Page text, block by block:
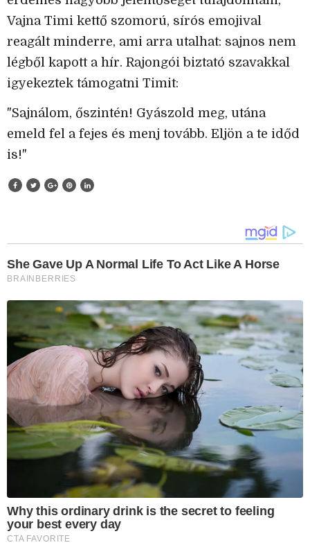
Vajna Timi kettő szomorú, sírós emojival
reagált minderre, ami arra utalhat: sajnos nem
légből kapott a hír. Rajongói biztató szavakkal
igyekeztek támogatni Timit:
"Sajnálom, őszintén! Gyászold meg, utána
emeld fel a fejes és menj tovább. Eljön a te időd
is!"
She Gave Up A Normal Life To Act Like A Horse
BRAINBERRIES
Why this ordinary drink is the secret to feeling
your best every day
CTA FAVORITE